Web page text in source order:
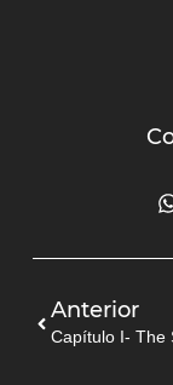
Anterior
Capítulo I- The